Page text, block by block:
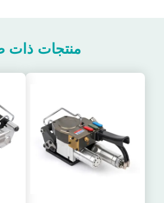
منتجات ذات